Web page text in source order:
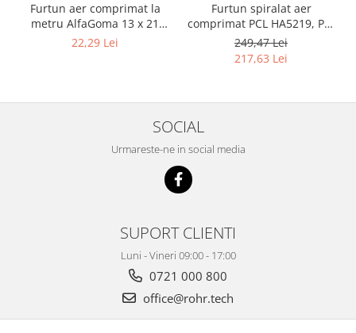
Furtun aer comprimat la
metru AlfaGoma 13 x 21
mm, 20 bar, rezistent la
22,29 Lei
Furtun spiralat aer
comprimat PCL HA5219, PU,
8 x 12 mm, 10 m, filet 1/4"
BSP
249,47 Lei
217,63 Lei
SOCIAL
Urmareste-ne in social media
SUPORT CLIENTI
Luni - Vineri 09:00 - 17:00
0721 000 800
office@rohr.tech